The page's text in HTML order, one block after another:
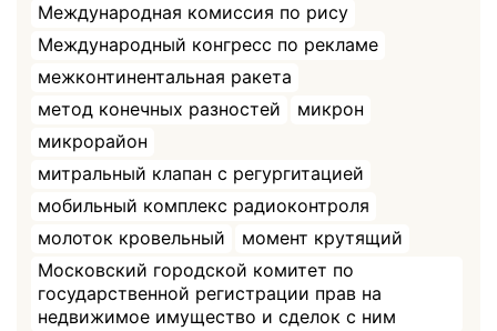
Международная комиссия по рису
Международный конгресс по рекламе
межконтинентальная ракета
метод конечных разностей
микрон
микрорайон
митральный клапан с регургитацией
мобильный комплекс радиоконтроля
молоток кровельный
момент крутящий
Московский городской комитет по
государственной регистрации прав на
недвижимое имущество и сделок с ним